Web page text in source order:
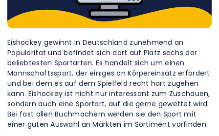
Eishockey gewinnt in Deutschland zunehmend an
Popularität und befindet sich dort auf Platz sechs der
beliebtesten Sportarten. Es handelt sich um einen
Mannschaftssport, der einiges an Körpereinsatz erfordert
und bei dem es auf dem Spielfeld recht hart zugehen
kann. Eishockey ist nicht nur interessant zum Zuschauen,
sondern auch eine Sportart, auf die gerne gewettet wird.
Bei fast allen Buchmachern werden sie den Sport mit
einer guten Auswahl an Märkten im Sortiment vorfinden.